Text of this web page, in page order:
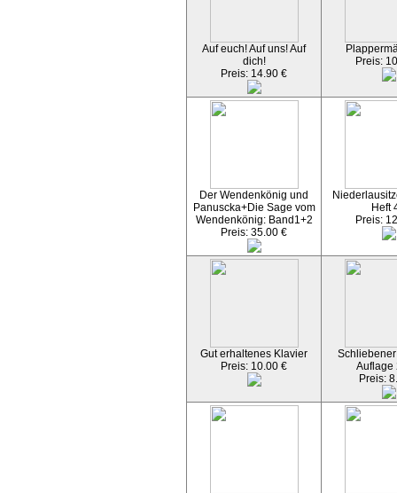
Auf euch! Auf uns! Auf
dich!
Preis: 14.90 €
Preis:
Der Wendenkönig und
Panuscka+Die Sage vom
Wendenkönig: Band1+2
Preis: 35.00 €
Heft
Preis:
Gut erhaltenes Klavier
Preis: 10.00 €
Auflage
Preis: